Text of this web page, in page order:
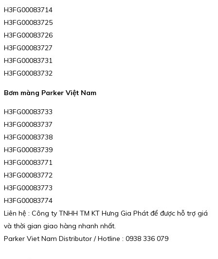
H3FG00083714
H3FG00083725
H3FG00083726
H3FG00083727
H3FG00083731
H3FG00083732
Bơm màng Parker Việt Nam
H3FG00083733
H3FG00083737
H3FG00083738
H3FG00083739
H3FG00083771
H3FG00083772
H3FG00083773
H3FG00083774
Liên hệ : Công ty TNHH TM KT Hưng Gia Phát để được hỗ trợ giá
và thời gian giao hàng nhanh nhất.
Parker Viet Nam Distributor / Hotline : 0938 336 079